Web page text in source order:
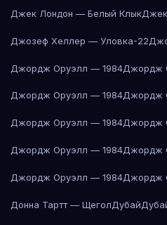
Джек Лондон — Белый Клык
Джозеф Хеллер — Уловка-22
Джордж Оруэлл — 1984Джордж
Джордж Оруэлл — 1984Джордж
Джордж Оруэлл — 1984Джордж
Джордж Оруэлл — 1984Джордж
Джордж Оруэлл — 1984Джордж
Донна Тартт — ЩеголДубай